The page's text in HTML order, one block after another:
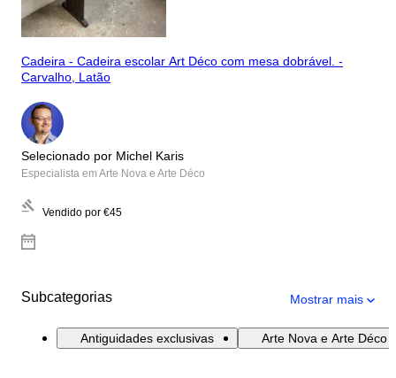
Cadeira - Cadeira escolar Art Déco com mesa dobrável. -
Carvalho, Latão
Selecionado por Michel Karis
Especialista em Arte Nova e Arte Déco
Vendido por €45
Subcategorias Mostrar mais
Antiguidades exclusivas Arte Nova e Arte Déco